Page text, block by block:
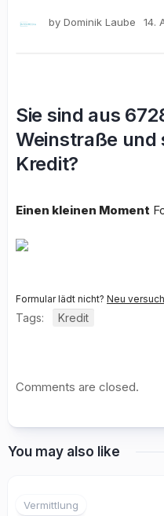
by Dominik Laube 14.
Sie sind aus
Weinstraße und
Kredit?
Einen kleinen Moment
Formular lädt nicht? Neu
Tags: Kredit
Comments are closed.
You may also like
Vermittlung